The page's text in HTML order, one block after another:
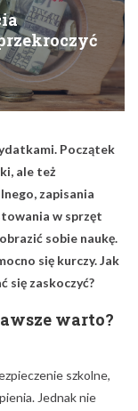
Początek
ale też
zapisania
w sprzęt
sobie naukę.
się kurczy. Jak
się zaskoczyć?
warto?
szkolne,
Jednak nie